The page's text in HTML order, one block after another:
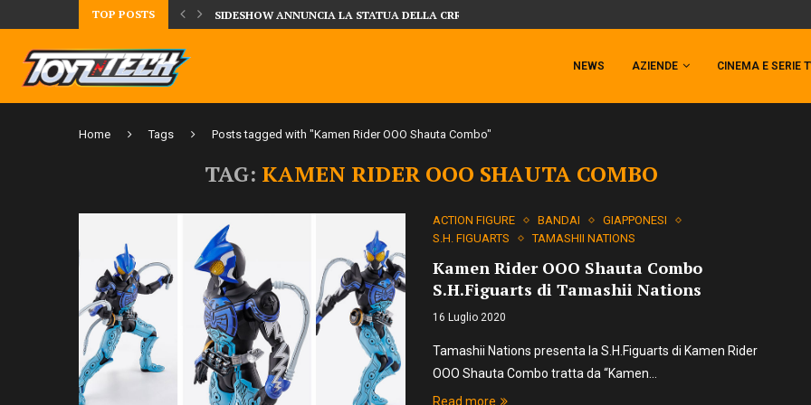
TOP POSTS
LA FIGURE DI IPPO MAKUNOUCHI! SIDESHOW ANNUNCIA LA STATUA DELLA CRRATURA DELLA LAGUNA...
NEWS AZIENDE CINEMA E SERIE
Home Tags Posts tagged with "Kamen Rider OOO Shauta Combo"
TAG: KAMEN RIDER OOO SHAUTA COMBO
ACTION FIGURE BANDAI
GIAPPONESI
S.H. FIGUARTS
TAMASHII NATIONS
Kamen Rider OOO Shauta Combo
S.H.Figuarts di Tamashii Nations
16 Luglio 2020
Tamashii Nations presenta la S.H.Figuarts di Kamen Rider
OOO Shauta Combo tratta da “Kamen…
Read more